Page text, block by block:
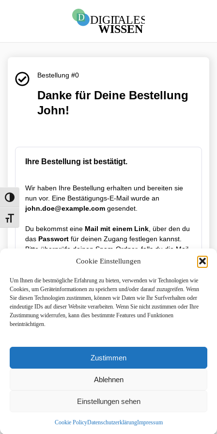
Cookie Einstellungen
Um Ihnen die bestmögliche Erfahrung zu bieten, verwenden wir Technologien wie
Cookies, um Geräteinformationen zu speichern und/oder darauf zuzugreifen. Wenn
Sie diesen Technologien zustimmen, können wir Daten wie Ihr Surfverhalten oder
eindeutige IDs auf dieser Website verarbeiten. Wenn Sie nicht zustimmen oder Ihre
Zustimmung widerrufen, kann dies bestimmte Features und Funktionen
beeinträchtigen.
Zustimmen
Ablehnen
Einstellungen sehen
Cookie PolicyDatenschutzerklärungImpressum
Umschalten auf hohe Kontraste
Schrift vergrößern
Bestellung #0
Danke für Deine Bestellung
John!
Ihre Bestellung ist bestätigt.
Wir haben Ihre Bestellung erhalten und bereiten sie
nun vor. Eine Bestätigungs-E-Mail wurde an
john.doe@example.com gesendet.
Du bekommst eine Mail mit einem Link, über den du
das Passwort für deinen Zugang festlegen kannst.
Bitte überprüfe deinen Spam-Ordner, falls du die Mail
Order not found. You cannot access this page directly.
Copyright © 2025 – All Rights Reserved
B
Datenschu